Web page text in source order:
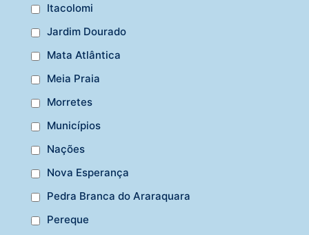
Itacolomi
Jardim Dourado
Mata Atlântica
Meia Praia
Morretes
Municípios
Nações
Nova Esperança
Pedra Branca do Araraquara
Pereque